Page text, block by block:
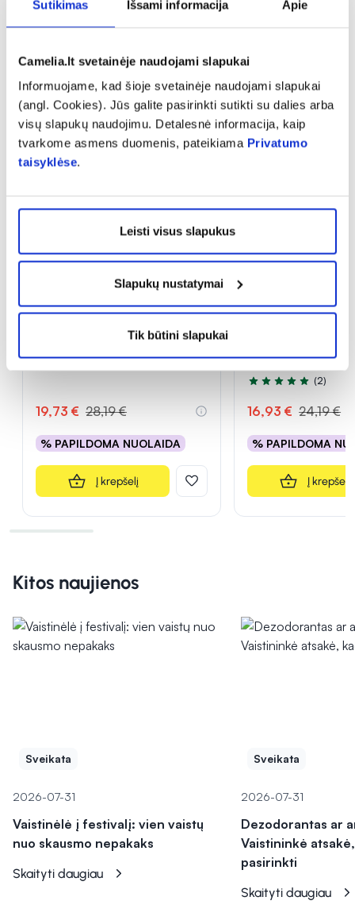
Sutikimas Išsami informacija Apie
Camelia.lt svetainėje naudojami slapukai
Informuojame, kad šioje svetainėje naudojami slapukai
(angl. Cookies). Jūs galite pasirinkti sutikti su dalies arba
visų slapukų naudojimu. Detalesnė informacija, kaip
tvarkome asmens duomenis, pateikiama Privatumo
taisyklėse.
Leisti visus slapukus
Slapukų nustatymai
Tik būtini slapukai
Jeigu dažnai atliekamos minėtos procedūros,
serumus, losjonus bei aliejus.
Tik internete
plaukų prausimosi kremas
HYDRA PROTECTIVE, 750 ml
19,73 € 28,19 €
% PAPILDOMA NUOLAIDA
Į krepšelį
emolientas
Įvertinimas 5.0 iš 5
(2)
16,93 € 24,19 €
% PAPILDOMA
Į krepšelį
Kitos naujienos
Sveikata
2026-07-31
Vaistinėlė į festivalį: vien vaistų
nuo skausmo nepakaks
Skaityti daugiau
Sveikata
2026-07-31
Dezodorantas ar
Vaistininkė
pasirinkti
Skaityti daugiau